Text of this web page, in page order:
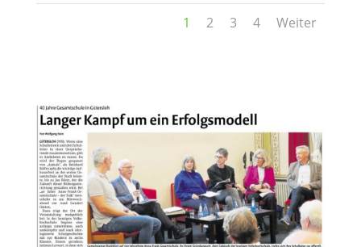
1 2 3 4 Weiter